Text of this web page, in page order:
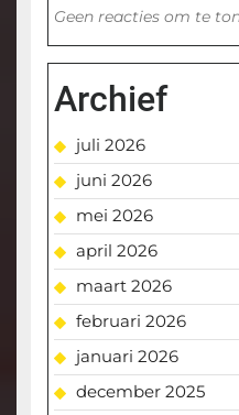
Geen reacties om te
Archief
juli 2026
juni 2026
mei 2026
april 2026
maart 2026
februari 2026
januari 2026
december 2025